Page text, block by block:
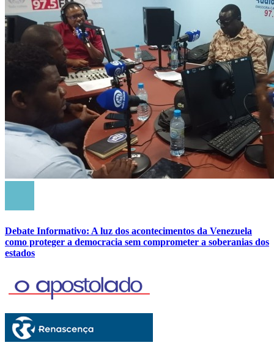
Debate Informativo: A luz dos acontecimentos da Venezuela
como proteger a democracia sem comprometer a soberanias dos
estados